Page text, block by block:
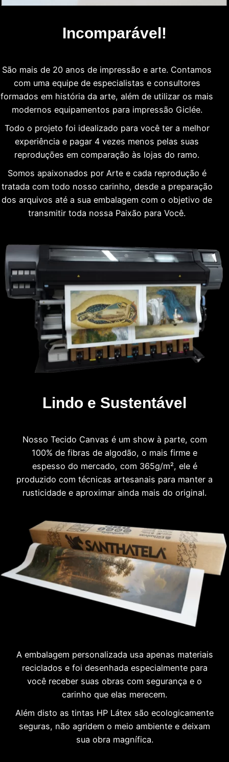
Incomparável!
São mais de 20 anos de impressão e arte. Contamos
com uma equipe de especialistas e consultores
formados em história da arte, além de utilizar os mais
modernos equipamentos para impressão Giclée.
Todo o projeto foi idealizado para você ter a melhor
experiência e pagar 4 vezes menos pelas suas
reproduções em comparação às lojas do ramo.
Somos apaixonados por Arte e cada reprodução é
tratada com todo nosso carinho, desde a preparação
dos arquivos até a sua embalagem com o objetivo de
transmitir toda nossa Paixão para Você.
Lindo e Sustentável
Nosso Tecido Canvas é um show à parte, com
100% de fibras de algodão, o mais firme e
espesso do mercado, com 365g/m², ele é
produzido com técnicas artesanais para manter a
rusticidade e aproximar ainda mais do original.
A embalagem personalizada usa apenas materiais
reciclados e foi desenhada especialmente para
você receber suas obras com segurança e o
carinho que elas merecem.
Além disto as tintas HP Látex são ecologicamente
seguras, não agridem o meio ambiente e deixam
sua obra magnífica.